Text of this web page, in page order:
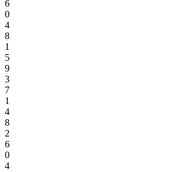
6
0
4
8
1
5
9
3
7
1
4
8
2
6
0
4